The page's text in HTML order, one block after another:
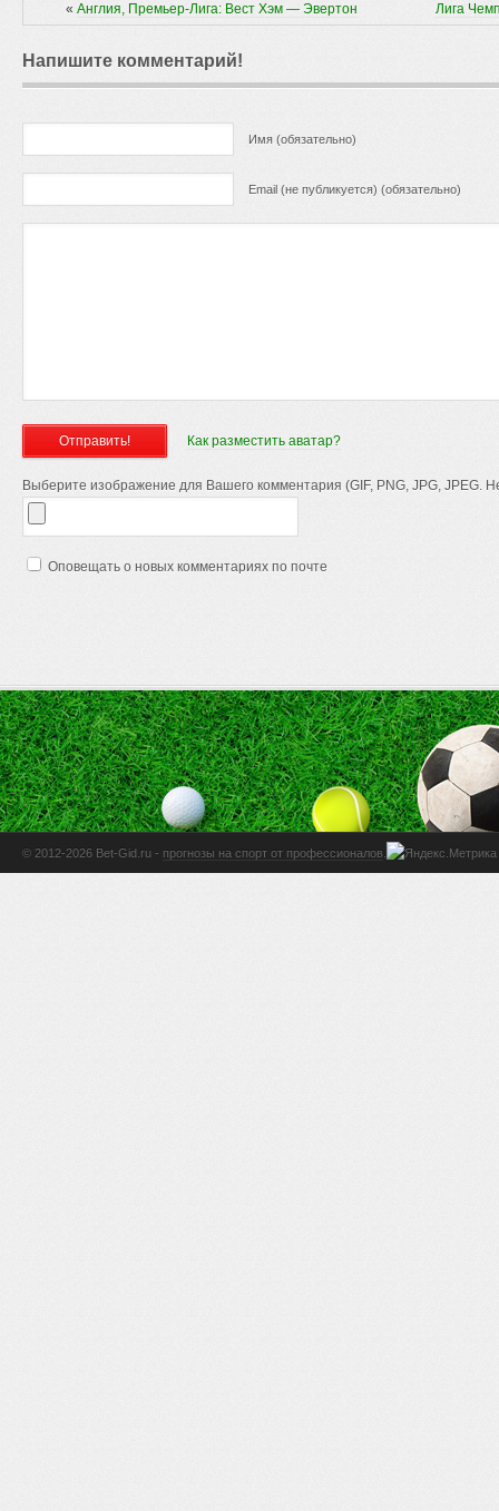
« Англия, Премьер-Лига: Вест Хэм — Эвертон Лига
Напишите комментарий!
Имя (обязательно)
Email (не публикуется) (обязательно)
Как разместить аватар?
Выберите изображение для Вашего комментария (GIF, PNG, JPG, JPEG.
Оповещать о новых комментариях по почте
© 2012-2026 Bet-Gid.ru - прогнозы на спорт от профессионалов